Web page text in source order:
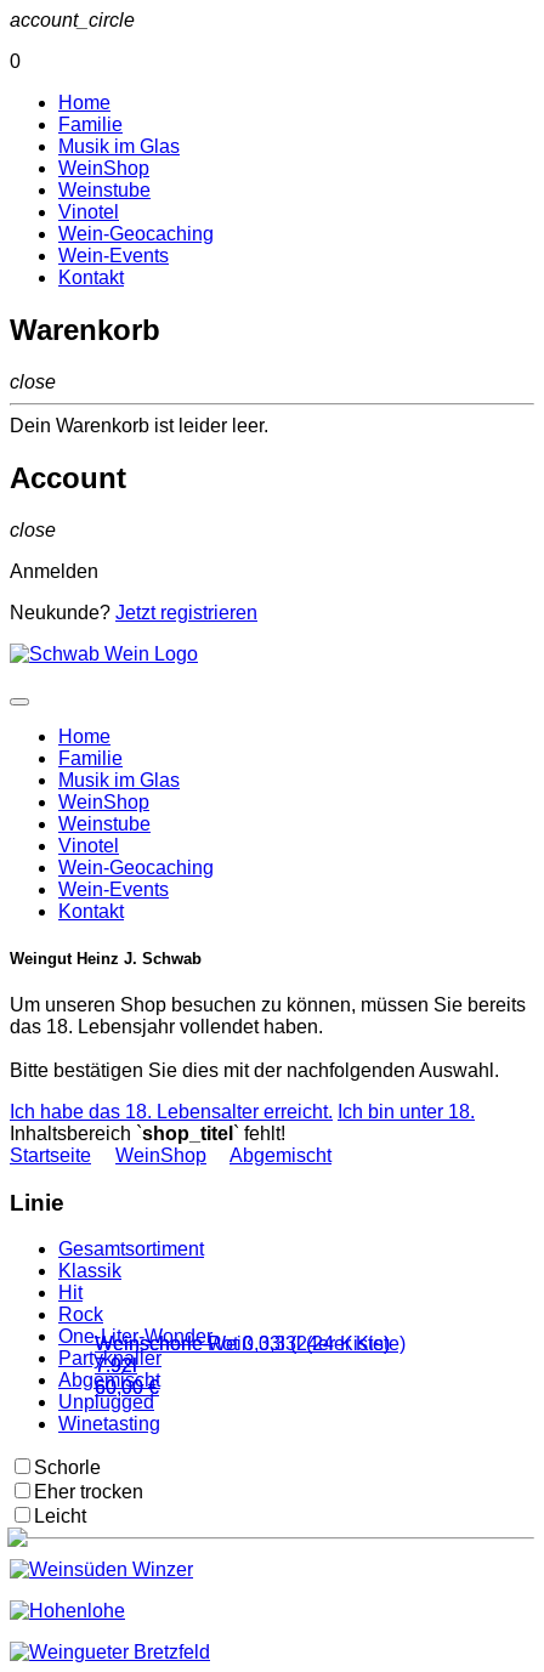
account_circle
0
Home
Familie
Musik im Glas
WeinShop
Weinstube
Vinotel
Wein-Geocaching
Wein-Events
Kontakt
Warenkorb
close
Dein Warenkorb ist leider leer.
Account
close
Anmelden
Neukunde? Jetzt registrieren
Home
Familie
Musik im Glas
WeinShop
Weinstube
Vinotel
Wein-Geocaching
Wein-Events
Kontakt
Weingut Heinz J. Schwab
Um unseren Shop besuchen zu können, müssen Sie bereits
das 18. Lebensjahr vollendet haben.
Bitte bestätigen Sie dies mit der nachfolgenden Auswahl.
Ich habe das 18. Lebensalter erreicht. Ich bin unter 18.
Inhaltsbereich `shop_titel ` fehlt!
Startseite
WeinShop Abgemischt
Linie
Gesamtsortiment
Klassik
Hit
Rock
One-Liter-Wonder
Partyknaller
Abgemischt
Unplugged
Winetasting
Schorle
Eher trocken
Leicht
Weinschorle Rot 0,33l (24er Kiste)
7.92l
60,00 €
Weinschorle Weiß 0,33l (24er Kiste)
7.92l
60,00 €